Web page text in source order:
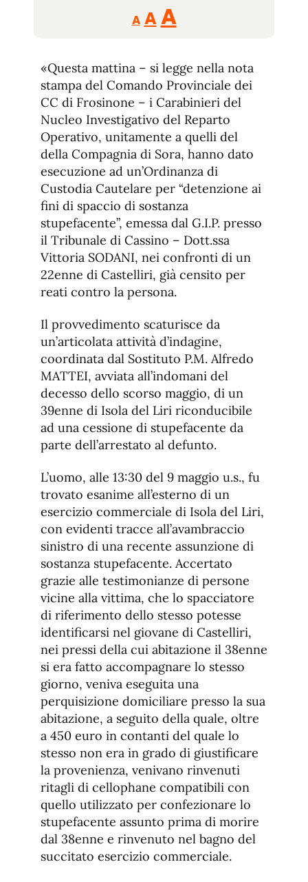
A
Reducir
tamaño
A Restablecer
de
fuente
AAumentar
de
fuente.
«Questa mattina – si legge nella nota
stampa del Comando Provinciale dei
CC di Frosinone – i Carabinieri del
Nucleo Investigativo del Reparto
Operativo, unitamente a quelli del
della Compagnia di Sora, hanno dato
esecuzione ad un’Ordinanza di
Custodia Cautelare per “detenzione ai
fini di spaccio di sostanza
stupefacente”, emessa dal G.I.P. presso
il Tribunale di Cassino – Dott.ssa
Vittoria SODANI, nei confronti di un
22enne di Castelliri, già censito per
reati contro la persona.
Il provvedimento scaturisce da
un’articolata attività d’indagine,
coordinata dal Sostituto P.M. Alfredo
MATTEI, avviata all’indomani del
decesso dello scorso maggio, di un
39enne di Isola del Liri riconducibile
ad una cessione di stupefacente da
parte dell’arrestato al defunto.
L’uomo, alle 13:30 del 9 maggio u.s., fu
trovato esanime all’esterno di un
esercizio commerciale di Isola del Liri,
con evidenti tracce all’avambraccio
sinistro di una recente assunzione di
sostanza stupefacente. Accertato
grazie alle testimonianze di persone
vicine alla vittima, che lo spacciatore
di riferimento dello stesso potesse
identificarsi nel giovane di Castelliri,
nei pressi della cui abitazione il 38enne
si era fatto accompagnare lo stesso
giorno, veniva eseguita una
perquisizione domiciliare presso la sua
abitazione, a seguito della quale, oltre
a 450 euro in contanti del quale lo
stesso non era in grado di giustificare
la provenienza, venivano rinvenuti
ritagli di cellophane compatibili con
quello utilizzato per confezionare lo
stupefacente assunto prima di morire
dal 38enne e rinvenuto nel bagno del
succitato esercizio commerciale.